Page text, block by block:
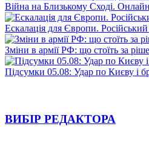
Війна на Близькому Сході. Онлайн
Ескалація для Європи.
Зміни в армії РФ: що стоїть за
Підсумки 05.08: Удар по Києву і
ВИБІР РЕДАКТОРА